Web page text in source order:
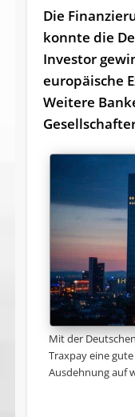
Die
konnte die
Investor
europäische
Weitere
Mit der
Traxpay eine
Ausdehnung auf